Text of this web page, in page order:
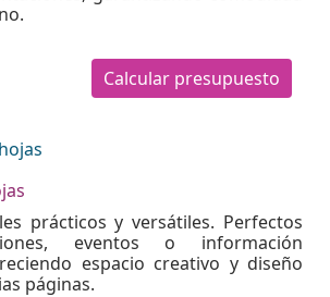
Calcular presupuesto
prácticos y versátiles. Perfectos
eventos o información
espacio creativo y diseño
páginas.